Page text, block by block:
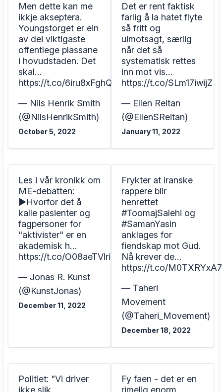
Men dette kan me
ikkje akseptera.
Youngstorget er ein
av dei viktigaste
offentlege plassane
i hovudstaden. Det
skal…
https://t.co/6iru8xFghQ
— Nils Henrik Smith
(@NilsHenrikSmith)
October 5, 2022
Det er rent faktisk
farlig å la hatet flyte
så fritt og
uimotsagt, særlig
når det så
systematisk rettes
inn mot vis…
https://t.co/SLm17iwijZ
— Ellen Reitan
(@EllenSReitan)
January 11, 2022
Les i vår kronikk om
ME-debatten:
▶️Hvorfor det å
kalle pasienter og
fagpersoner for
"aktivister" er en
akademisk h…
https://t.co/O08aeTVlri
— Jonas R. Kunst
(@KunstJonas)
December 11, 2022
Frykter at iranske
rappere blir
henrettet
#ToomajSalehi og
#SamanYasin
anklages for
fiendskap mot Gud.
Nå krever de…
https://t.co/
— Taheri
Movement
(@Taheri_Movement)
December 18, 2022
Politiet: "Vi driver
ikke slik
Fy faen - det er en
rimelig enorm